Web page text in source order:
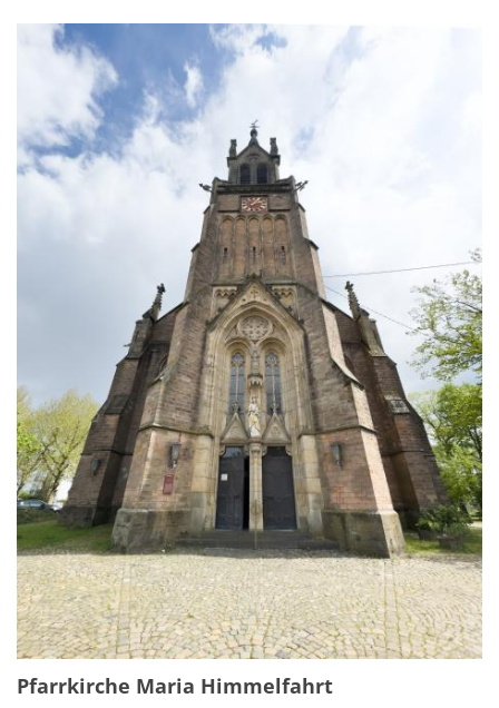
Pfarrkirche Maria Himmelfahrt